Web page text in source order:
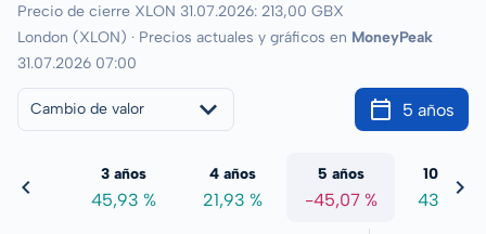
Precio de cierre XLON 31.07.2026: 213,00 GBX
London (XLON) · Precios actuales y gráficos en MoneyPeak
31.07.2026 07:00
Cambio de valor 5 años
%
3 años
45,93 %
4 años
21,93 %
5 años
-45,07 %
10 años
43,47 %